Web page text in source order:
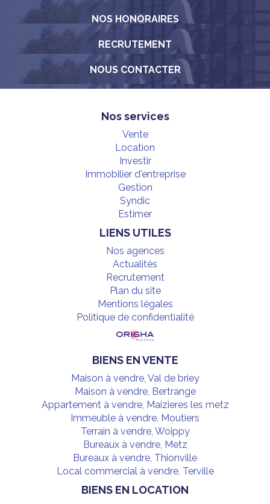
NOS HONORAIRES
RECRUTEMENT
NOUS CONTACTER
Nos services
Vente
Location
Investir
Immobilier d'entreprise
Gestion
Syndic
Estimer
LIENS UTILES
Nos agences
Actualités
Recrutement
Plan du site
Mentions légales
Politique de confidentialité
BIENS EN VENTE
Maison à vendre, Val de briey
Maison à vendre, Bertrange
Appartement à vendre, Maizieres les metz
Immeuble à vendre, Moutiers
Terrain à vendre, Woippy
Bureaux à vendre, Metz
Bureaux à vendre, Thionville
Local commercial à vendre, Terville
BIENS EN LOCATION